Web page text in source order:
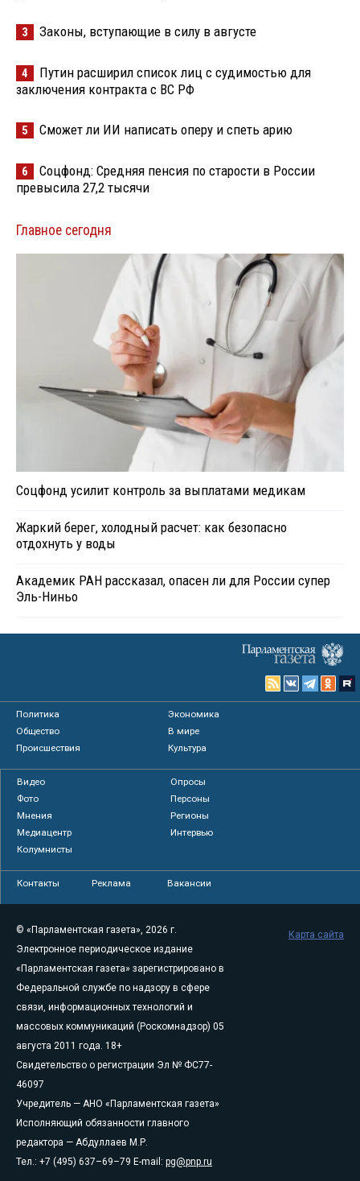
3 Законы, вступающие в силу в августе
4
Путин расширил список лиц с судимостью для
заключения контракта с ВС РФ
5 Сможет ли ИИ написать оперу и спеть арию
6
Соцфонд: Средняя пенсия по старости в России
превысила 27,2 тысячи
Главное сегодня
Соцфонд усилит контроль за выплатами медикам
Жаркий берег, холодный расчет: как безопасно
отдохнуть у воды
Академик РАН рассказал, опасен ли для России супер
Эль-Ниньо
Политика
Экономика
Общество
В мире
Происшествия
Культура
Видео
Опросы
Фото
Персоны
Мнения
Регионы
Медиацентр
Интервью
Колумнисты
Контакты Реклама Вакансии
© «Парламентская газета», 2026 г.
Электронное периодическое издание
«Парламентская газета» зарегистрировано в
Федеральной службе по надзору в сфере
связи, информационных технологий и
массовых коммуникаций (Роскомнадзор) 05
августа 2011 года. 18+
Свидетельство о регистрации Эл № ФС77-
46097
Учредитель — АНО «Парламентская газета»
Исполняющий обязанности главного
редактора — Абдуллаев М.Р.
Тел.: +7 (495) 637–69–79 E-mail: pg@pnp.ru
Карта сайта